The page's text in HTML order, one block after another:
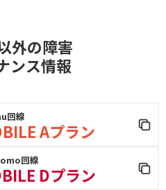
外の障害
ンス情報
回線
Aプラン
回線
Dプラン